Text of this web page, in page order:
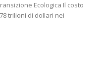
Ecologica Il costo
trilioni di dollari nei